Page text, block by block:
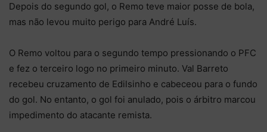
Depois do segundo gol, o Remo teve maior posse de bola,
mas não levou muito perigo para André Luís.
O Remo voltou para o segundo tempo pressionando o PFC
e fez o terceiro logo no primeiro minuto. Val Barreto
recebeu cruzamento de Edilsinho e cabeceou para o fundo
do gol. No entanto, o gol foi anulado, pois o árbitro marcou
impedimento do atacante remista.